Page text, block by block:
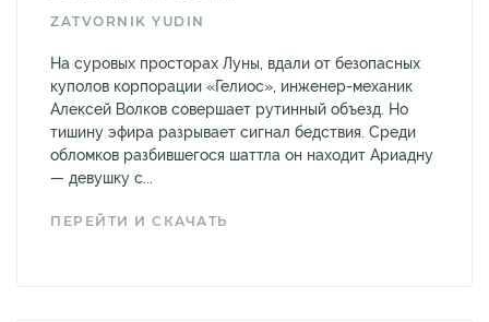
ZATVORNIK YUDIN
На суровых просторах Луны, вдали от безопасных
куполов корпорации «Гелиос», инженер-механик
Алексей Волков совершает рутинный объезд. Но
тишину эфира разрывает сигнал бедствия. Среди
обломков разбившегося шаттла он находит Ариадну
— девушку с...
ПЕРЕЙТИ И СКАЧАТЬ